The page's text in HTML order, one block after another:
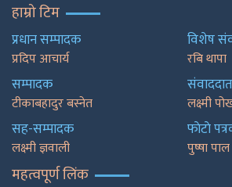
हाम्रो टिम
प्रधान सम्पादक
प्रदिप आचार्य
सम्पादक
टीकाबहादुर बस्नेत
सह-सम्पादक
लक्ष्मी ज्ञवाली
विशेष
रबि थापा
लक्ष्मी
फाेटाे
पुष्षा पाल
महत्वपूर्ण लिंक